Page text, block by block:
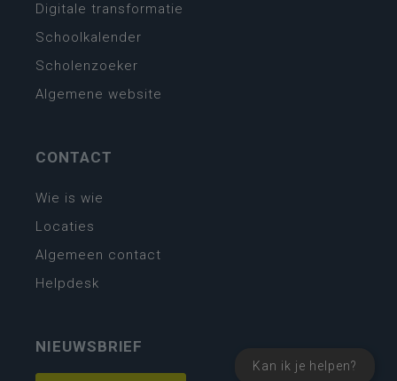
Kan ik je helpen?
Digitale transformatie
Schoolkalender
Scholenzoeker
Algemene website
CONTACT
Wie is wie
Locaties
Algemeen contact
Helpdesk
NIEUWSBRIEF